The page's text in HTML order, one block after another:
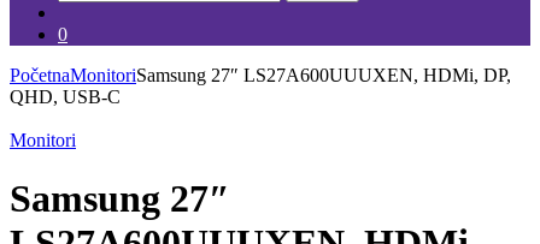
0
PočetnaMonitoriSamsung 27″ LS27A600UUUXEN, HDMi, DP,
QHD, USB-C
Monitori
Samsung 27″